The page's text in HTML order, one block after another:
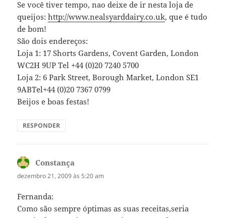
Se você tiver tempo, nao deixe de ir nesta loja de
queijos:http://www.nealsyarddairy.co.uk, que é tudo
de bom!
São dois endereços:
Loja 1: 17 Shorts Gardens, Covent Garden, London
WC2H 9UP Tel +44 (0)20 7240 5700
Loja 2: 6 Park Street, Borough Market, London SE1
9ABTel+44 (0)20 7367 0799
Beijos e boas festas!
RESPONDER
Constança
dezembro 21, 2009 às 5:20 am
Fernanda:
Como são sempre óptimas as suas receitas,seria